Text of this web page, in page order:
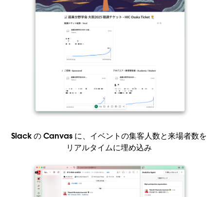
Slack の Canvas に、イベントの集客人数と来場者数を
リアルタイムに埋め込み